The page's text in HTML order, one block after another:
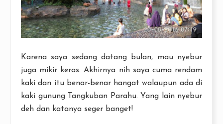
Karena saya sedang datang bulan, mau nyebur
juga mikir keras. Akhirnya nih saya cuma rendam
kaki dan itu benar-benar hangat walaupun ada di
kaki gunung Tangkuban Parahu. Yang lain nyebur
deh dan katanya seger banget!